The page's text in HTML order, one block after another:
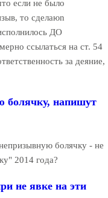
если не было
то сделаюn
ДО
ссылаться на ст. 54
за деяние,
болячку, напишут
болячку - не
2014 года?
не явке на эти